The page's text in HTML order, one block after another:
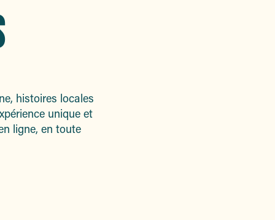
histoires locales
unique et
ligne, en toute